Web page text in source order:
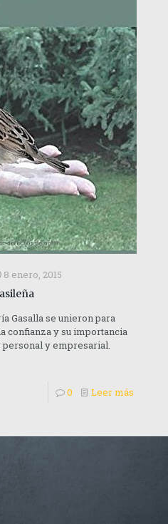
8 enero, 2015
Gasalla se unieron para
confianza y su importancia
y empresarial.
0 Leer más